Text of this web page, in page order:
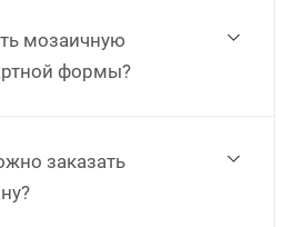
мозаичную
формы?
заказать